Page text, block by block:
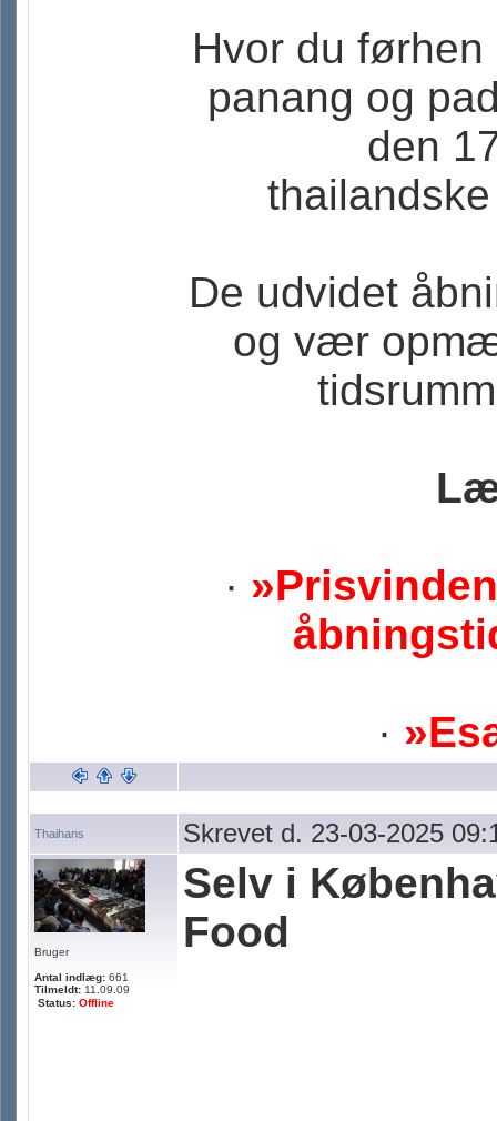
Hvor du
panang og
den
De udvidet
og vær
·
·
Thaihans Skrevet d. 23-03-2025
Bruger
Antal indlæg: 661
Tilmeldt: 11.09.09
Status: Offline
Selv i
Food